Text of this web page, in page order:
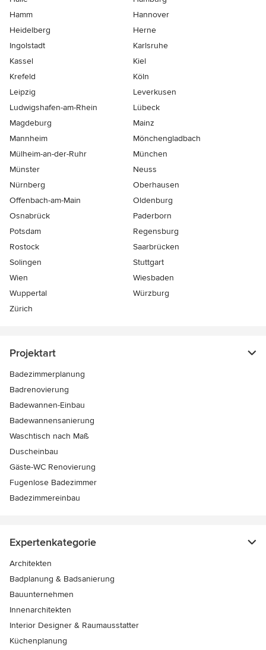
Hamm
Hannover
Heidelberg
Herne
Ingolstadt
Karlsruhe
Kassel
Kiel
Krefeld
Köln
Leipzig
Leverkusen
Ludwigshafen-am-Rhein
Lübeck
Magdeburg
Mainz
Mannheim
Mönchen­gladbach
Mülheim-an-der-Ruhr
München
Münster
Neuss
Nürnberg
Oberhausen
Offenbach-am-Main
Oldenburg
Osnabrück
Paderborn
Potsdam
Regensburg
Rostock
Saarbrücken
Solingen
Stuttgart
Wien
Wiesbaden
Wuppertal
Würzburg
Zürich
Projektart
Badezimmerplanung
Badrenovierung
Badewannen-Einbau
Badewannensanierung
Waschtisch nach Maß
Duscheinbau
Gäste-WC Renovierung
Fugenlose Badezimmer
Badezimmereinbau
Expertenkategorie
Architekten
Badplanung & Badsanierung
Bauunternehmen
Innenarchitekten
Interior Designer & Raumausstatter
Küchenplanung